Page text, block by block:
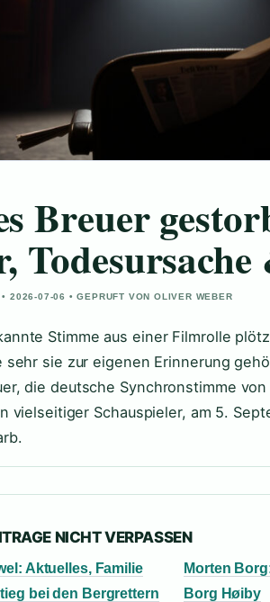
Breuer
2026-07-06 • GEPRUFT VON OLIVER WEBER
Stimme aus einer Filmrolle
sehr sie zur eigenen Erinnerung
die deutsche Synchronstimme
vielseitiger Schauspieler, am 5.
NICHT VERPASSEN
Aktuelles, Familie
bei den Bergrettern
Morten
Borg Høiby